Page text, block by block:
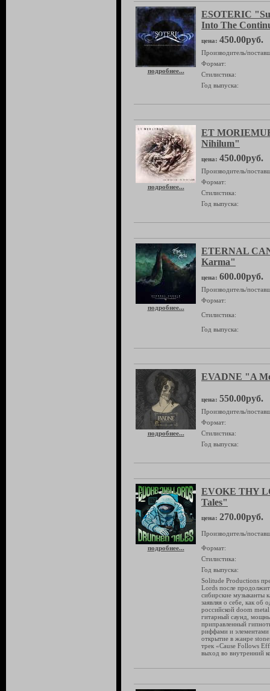
подробнее...
ESOTERIC
Into The
цена: 450.00руб.
Производитель/
Формат:
Стилистика:
Год выпуска:
подробнее...
ET
Nihilum"
цена: 450.00руб.
Производитель/
Формат:
Стилистика:
Год выпуска:
подробнее...
ETERNAL
Karma"
цена: 600.00руб.
Производитель/
Формат:
Стилистика:
Год выпуска:
подробнее...
EVADNE "A
цена: 550.00руб.
Производитель/
Формат:
Стилистика:
Год выпуска:
подробнее...
EVOKE THY
Tales"
цена: 270.00руб.
Производитель/
Формат:
Стилистика:
Год выпуска:
Solitude Productions
Lords после
сибирские музыканты
заявляя о себе, как
российской doom
гитарный саунд,
приправленный
риффами и элементами
открытие в жанре
трек «Cause Follows
выход во внутренний